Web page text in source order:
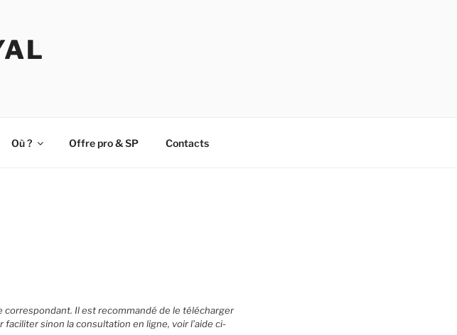
Où ? Offre pro & SP Contacts
Il est recommandé de le télécharger
sinon la consultation en ligne, voir l’aide ci-